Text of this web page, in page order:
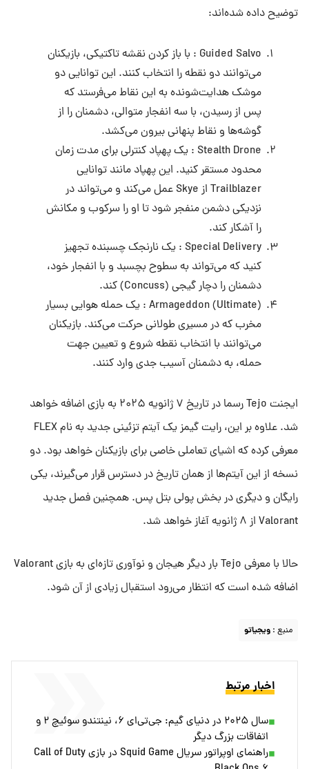
توضیح داده شده‌اند:
Guided Salvo : با باز کردن نقشه تاکتیکی، بازیکنان
می‌توانند دو نقطه را انتخاب کنند. این توانایی دو
موشک هدایت‌شونده به این نقاط می‌فرستد که
پس از رسیدن، با سه انفجار متوالی، دشمنان را از
گوشه‌ها و نقاط پنهانی بیرون می‌کشد.
Stealth Drone : یک پهپاد کنترلی برای مدت زمان
محدود مستقر کنید. این پهپاد مانند توانایی
Trailblazer از Skye عمل می‌کند و می‌تواند در
نزدیکی دشمن منفجر شود تا او را سرکوب و مکانش
را آشکار کند.
Special Delivery : یک نارنجک چسبنده تجهیز
کنید که می‌تواند به سطوح بچسبد و با انفجار خود،
دشمنان را دچار گیجی (Concuss) کند.
Armageddon (Ultimate) : یک حمله هوایی بسیار
مخرب که در مسیری طولانی حرکت می‌کند. بازیکنان
می‌توانند با انتخاب نقطه شروع و تعیین جهت
حمله، به دشمنان آسیب جدی وارد کنند.
ایجنت Tejo رسما در تاریخ ۷ ژانویه ۲۰۲۵ به بازی اضافه خواهد
شد. علاوه بر این، رایت گیمز یک آیتم تزئینی جدید به نام FLEX
معرفی کرده که اشیای تعاملی خاصی برای بازیکنان خواهد بود. دو
نسخه از این آیتم‌ها از همان تاریخ در دسترس قرار می‌گیرند، یکی
رایگان و دیگری در بخش پولی بتل پس. همچنین فصل جدید
Valorant از ۸ ژانویه آغاز خواهد شد.
حالا با معرفی Tejo بار دیگر هیجان و نوآوری تازه‌ای به بازی Valorant
اضافه شده است که انتظار می‌رود استقبال زیادی از آن شود.
منبع : ویجیاتو
اخبار مرتبط
سال ۲۰۲۵ در دنیای گیم: جی‌تی‌ای ۶، نینتندو سوئیچ ۲ و
اتفاقات بزرگ دیگر
راهنمای اوپراتور سریال Squid Game در بازی Call of Duty